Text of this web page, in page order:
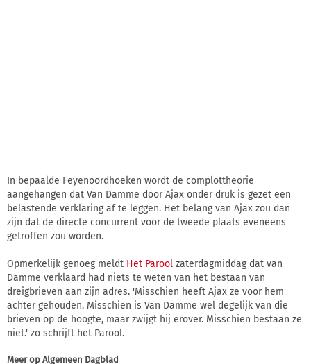
In bepaalde Feyenoordhoeken wordt de complottheorie
aangehangen dat Van Damme door Ajax onder druk is gezet een
belastende verklaring af te leggen. Het belang van Ajax zou dan
zijn dat de directe concurrent voor de tweede plaats eveneens
getroffen zou worden.
Opmerkelijk genoeg meldt Het Parool zaterdagmiddag dat van
Damme verklaard had niets te weten van het bestaan van
dreigbrieven aan zijn adres. 'Misschien heeft Ajax ze voor hem
achter gehouden. Misschien is Van Damme wel degelijk van die
brieven op de hoogte, maar zwijgt hij erover. Misschien bestaan ze
niet.' zo schrijft het Parool.
Meer op Algemeen Dagblad